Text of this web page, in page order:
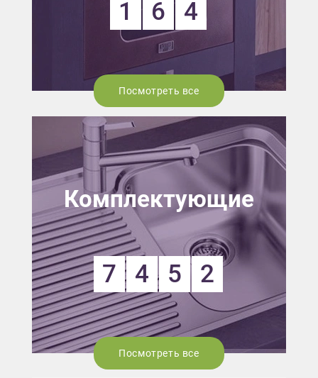
1 6 4
Посмотреть все
Комплектующие
7 4 5 2
Посмотреть все